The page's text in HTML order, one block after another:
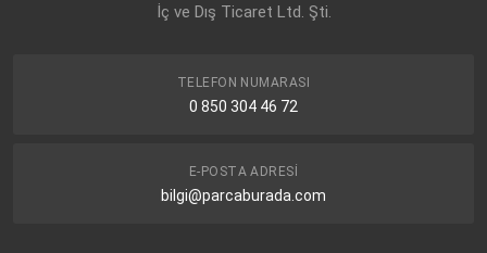
İç ve Dış Ticaret Ltd. Şti.
TELEFON NUMARASI
0 850 304 46 72
E-POSTA ADRESI
bilgi@parcaburada.com